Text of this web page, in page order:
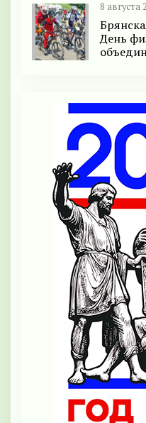
8 августа
День